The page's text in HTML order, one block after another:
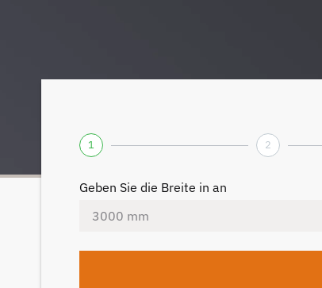
1 2
Geben Sie die Breite in an